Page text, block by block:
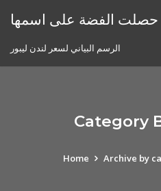
الفضة على اسمها
الرسم البياني لسعر لندن ليبور
Category
Home Archive by